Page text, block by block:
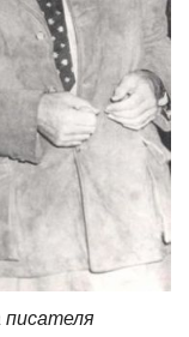
писателя